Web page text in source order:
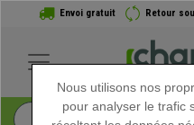
Envoi gratuit Retour
Nous utilisons nos
pour analyser le trafic